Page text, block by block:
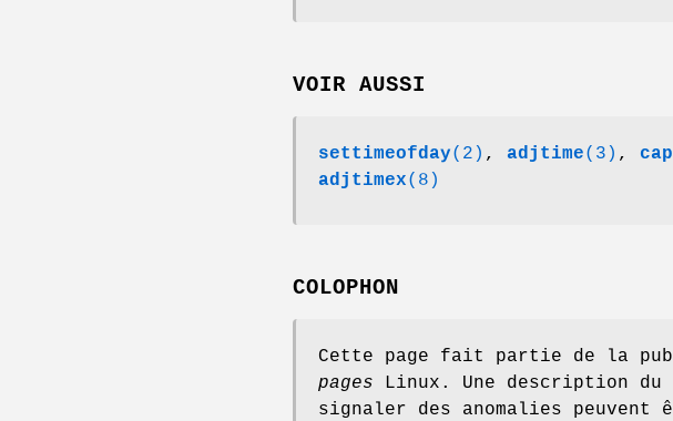
VOIR AUSSI
settimeofday(2) , adjtime(3) ,
adjtimex(8)
COLOPHON
Cette page fait partie de la
pages Linux. Une description
signaler des anomalies